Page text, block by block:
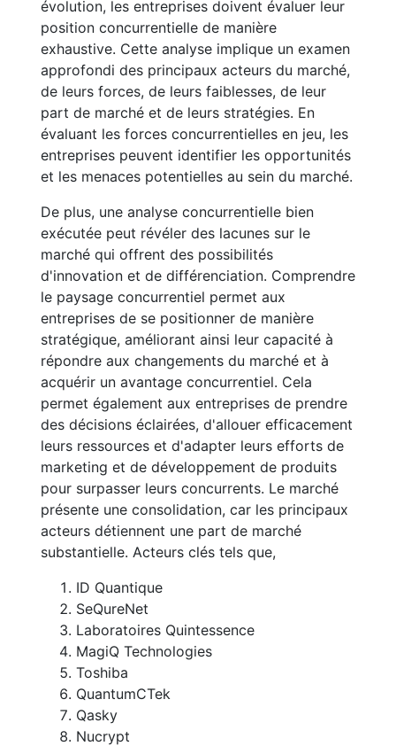
évolution, les entreprises doivent évaluer leur
position concurrentielle de manière
exhaustive. Cette analyse implique un examen
approfondi des principaux acteurs du marché,
de leurs forces, de leurs faiblesses, de leur
part de marché et de leurs stratégies. En
évaluant les forces concurrentielles en jeu, les
entreprises peuvent identifier les opportunités
et les menaces potentielles au sein du marché.
De plus, une analyse concurrentielle bien
exécutée peut révéler des lacunes sur le
marché qui offrent des possibilités
d'innovation et de différenciation. Comprendre
le paysage concurrentiel permet aux
entreprises de se positionner de manière
stratégique, améliorant ainsi leur capacité à
répondre aux changements du marché et à
acquérir un avantage concurrentiel. Cela
permet également aux entreprises de prendre
des décisions éclairées, d'allouer efficacement
leurs ressources et d'adapter leurs efforts de
marketing et de développement de produits
pour surpasser leurs concurrents. Le marché
présente une consolidation, car les principaux
acteurs détiennent une part de marché
substantielle. Acteurs clés tels que,
ID Quantique
SeQureNet
Laboratoires Quintessence
MagiQ Technologies
Toshiba
QuantumCTek
Qasky
Nucrypt